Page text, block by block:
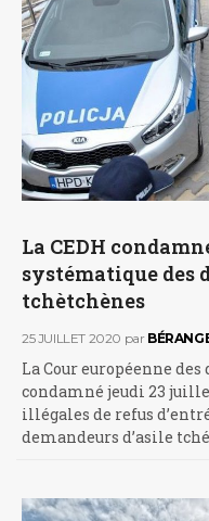
La CEDH
systématique des
tchètchènes
25 JUILLET 2020 par
La Cour européenne
condamné jeudi 23
illégales de refus
demandeurs d’asile